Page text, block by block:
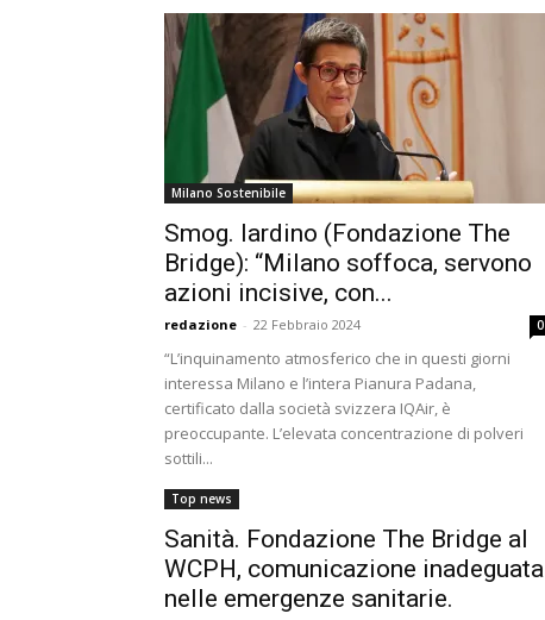
Milano Sostenibile
Smog. Iardino (Fondazione The
Bridge): “Milano soffoca, servono
azioni incisive, con...
redazione - 22 Febbraio 2024 0
“L’inquinamento atmosferico che in questi giorni
interessa Milano e l’intera Pianura Padana,
certificato dalla società svizzera IQAir, è
preoccupante. L’elevata concentrazione di polveri
sottili...
Top news
Sanità. Fondazione The Bridge al
WCPH, comunicazione inadeguata
nelle emergenze sanitarie.